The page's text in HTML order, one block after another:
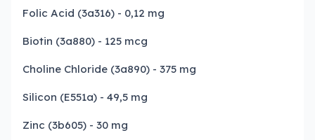
Folic Acid (3a316) - 0,12 mg
Biotin (3a880) - 125 mcg
Choline Chloride (3a890) - 375 mg
Silicon (E551a) - 49,5 mg
Zinc (3b605) - 30 mg